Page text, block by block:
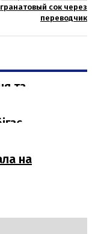
гранатовый сок через
переводчик
та
на